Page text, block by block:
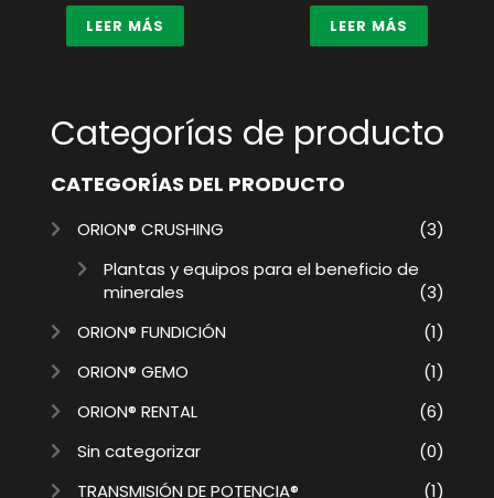
LEER MÁS LEER MÁS
Categorías de producto
CATEGORÍAS DEL PRODUCTO
ORION® CRUSHING
(3)
Plantas y equipos para el beneficio de
minerales
(3)
ORION® FUNDICIÓN
(1)
ORION® GEMO
(1)
ORION® RENTAL
(6)
Sin categorizar
(0)
TRANSMISIÓN DE POTENCIA®
(1)